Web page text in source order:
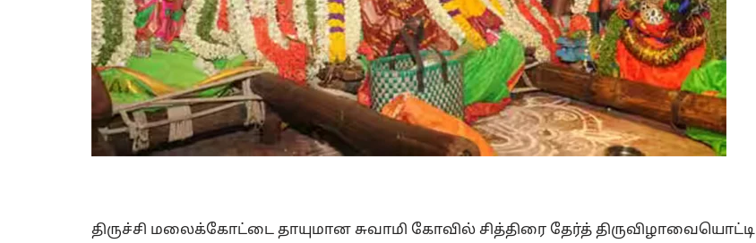
திருச்சி மலைக்கோட்டை தாயுமான சுவாமி கோவில் சித்திரை தேர்த் திருவிழாவையொட்டி